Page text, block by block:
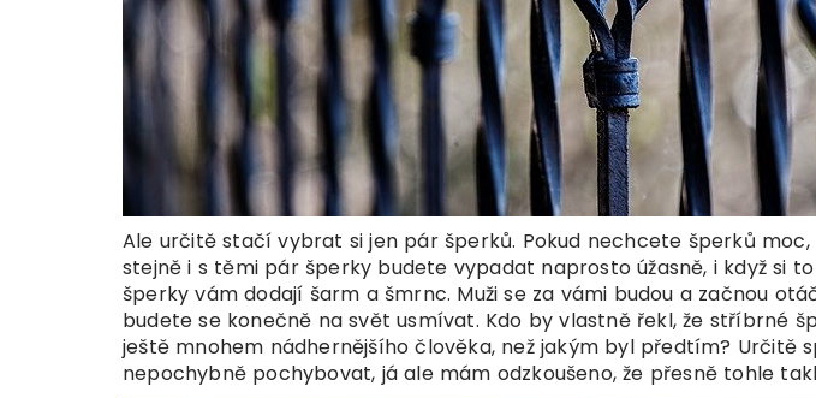
Ale určitě stačí vybrat si jen pár šperků. Pokud nechcete šperků
stejně i s těmi pár šperky budete vypadat naprosto úžasně, i když si
šperky vám dodají šarm a šmrnc. Muži se za vámi budou a začnou
budete se konečně na svět usmívat. Kdo by vlastně řekl, že stříbrné
ještě mnohem nádhernějšího člověka, než jakým byl předtím? Určitě
nepochybně pochybovat, já ale mám odzkoušeno, že přesně tohle